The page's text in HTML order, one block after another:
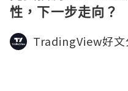
性，下一步走向？
TradingView好文